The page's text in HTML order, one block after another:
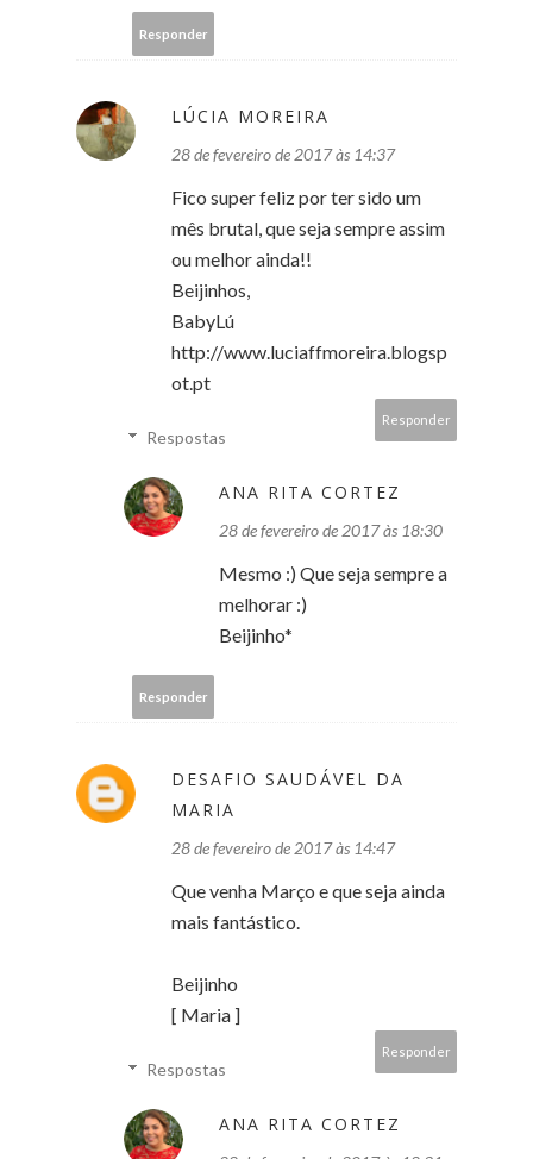
Responder
LÚCIA MOREIRA
28 de fevereiro de 2017 às 14:37
Fico super feliz por ter sido um
mês brutal, que seja sempre assim
ou melhor ainda!!
Beijinhos,
BabyLú
http://www.luciaffmoreira.blogsp
ot.pt
Responder
Respostas
ANA RITA CORTEZ
28 de fevereiro de 2017 às 18:30
Mesmo :) Que seja sempre a
melhorar :)
Beijinho*
Responder
DESAFIO SAUDÁVEL DA
MARIA
28 de fevereiro de 2017 às 14:47
Que venha Março e que seja ainda
mais fantástico.
Beijinho
[ Maria ]
Responder
Respostas
ANA RITA CORTEZ